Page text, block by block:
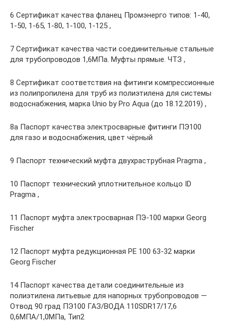
6 Сертификат качества фланец Промэнерго типов: 1-40,
1-50, 1-65, 1-80, 1-100, 1-125 ,
7 Сертификат качества части соединительные стальные
для трубопроводов 1,6МПа. Муфты прямые. ЧТЗ ,
8 Сертификат соответствия на фитинги компрессионные
из полипропилена для труб из полиэтилена для системы
водоснабжения, марка Unio by Pro Aqua (до 18.12.2019) ,
8а Паспорт качества электросварные фитинги ПЭ100
для газо и водоснабжения, цвет чёрный
9 Паспорт технический муфта двухраструбная Pragma ,
10 Паспорт технический уплотнительное кольцо ID
Pragma ,
11 Паспорт муфта электросварная ПЭ-100 марки Georg
Fischer
12 Паспорт муфта редукционная PE 100 63-32 марки
Georg Fischer
14 Паспорт качества детали соединительные из
полиэтилена литьевые для напорных трубопроводов —
Отвод 90 град ПЭ100 ГАЗ/ВОДА 110SDR17/17,6
0,6МПА/1,0МПа, Тип2